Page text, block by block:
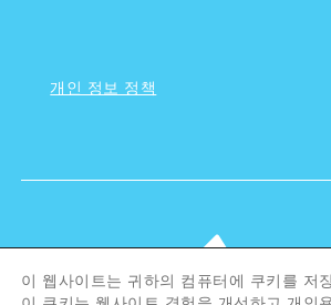
개인 정보 정책
이 웹사이트는 귀하의 컴퓨터에 쿠키를 저